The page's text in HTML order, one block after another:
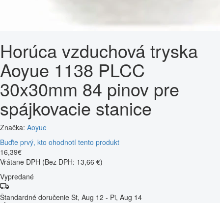
Horúca vzduchová tryska
Aoyue 1138 PLCC
30x30mm 84 pinov pre
spájkovacie stanice
Značka: Aoyue
Buďte prvý, kto ohodnotí tento produkt
16,39€
Vrátane DPH (Bez DPH: 13,66 €)
Vypredané
Štandardné doručenie St, Aug 12 - Pi, Aug 14